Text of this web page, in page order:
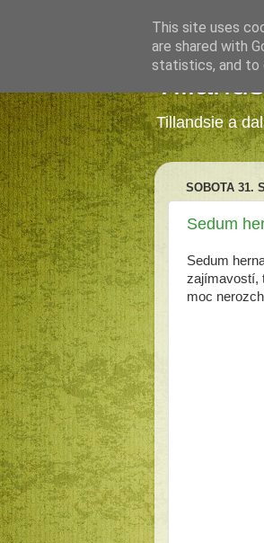
Tillandsie a
SOBOTA 31.
Sedum
Sedum
zajímavostí,
moc
This site uses
are shared with
statistics, and to